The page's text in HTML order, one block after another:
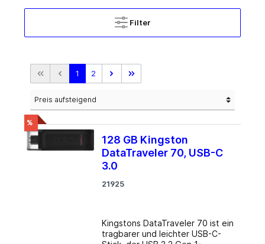
Filter
1 2
%
128 GB Kingston
DataTraveler 70, USB-C
3.0
21925
Kingstons DataTraveler 70 ist ein
tragbarer und leichter USB-C-